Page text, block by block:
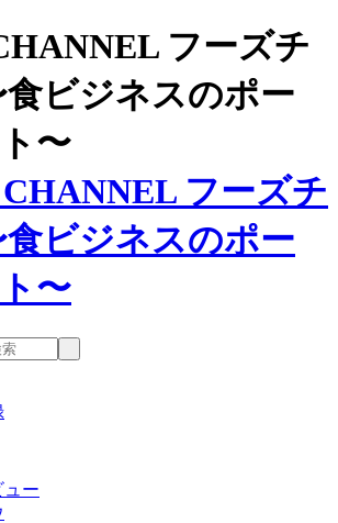
フーズチ
食ビジネスのポー
〜
ュー